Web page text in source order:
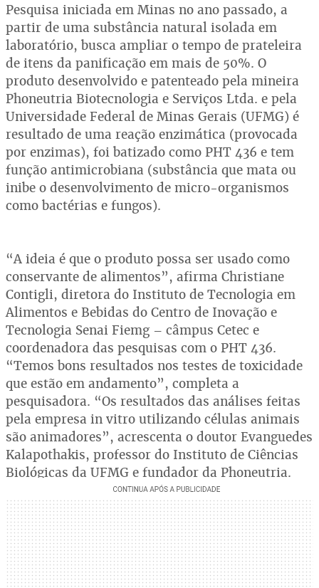
Pesquisa iniciada em Minas no ano passado, a
partir de uma substância natural isolada em
laboratório, busca ampliar o tempo de prateleira
de itens da panificação em mais de 50%. O
produto desenvolvido e patenteado pela mineira
Phoneutria Biotecnologia e Serviços Ltda. e pela
Universidade Federal de Minas Gerais (UFMG) é
resultado de uma reação enzimática (provocada
por enzimas), foi batizado como PHT 436 e tem
função antimicrobiana (substância que mata ou
inibe o desenvolvimento de micro-organismos
como bactérias e fungos).
“A ideia é que o produto possa ser usado como
conservante de alimentos”, afirma Christiane
Contigli, diretora do Instituto de Tecnologia em
Alimentos e Bebidas do Centro de Inovação e
Tecnologia Senai Fiemg – câmpus Cetec e
coordenadora das pesquisas com o PHT 436.
“Temos bons resultados nos testes de toxicidade
que estão em andamento”, completa a
pesquisadora. “Os resultados das análises feitas
pela empresa in vitro utilizando células animais
são animadores”, acrescenta o doutor Evanguedes
Kalapothakis, professor do Instituto de Ciências
Biológicas da UFMG e fundador da Phoneutria.